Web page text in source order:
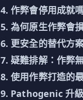
4. 作弊會停用成就
5. 為何原生作弊會
6. 更安全的替代方
7. 疑難排解：作弊
8. 使用作弊打造的
9. Pathogenic 升